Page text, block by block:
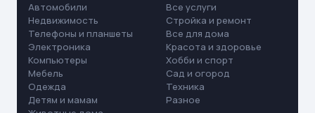
Автомобили
Недвижимость
Телефоны и планшеты
Электроника
Компьютеры
Мебель
Одежда
Детям и мамам
Все услуги
Стройка и ремонт
Все для дома
Красота и здоровье
Хобби и спорт
Сад и огород
Техника
Разное